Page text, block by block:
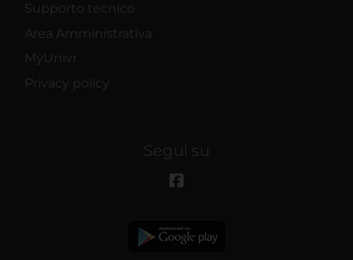
Supporto tecnico
Area Amministrativa
MyUnivr
Privacy policy
Segui su